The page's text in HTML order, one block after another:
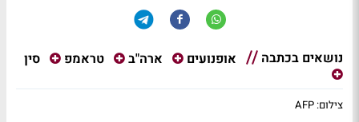
נושאים בכתבה אופנועים ארה"ב טראמפ סין
צילום: AFP